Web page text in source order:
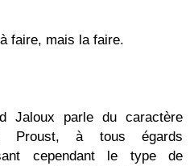
faire, mais la faire.
Jaloux parle du caractère
Proust, à tous égards
cependant le type de